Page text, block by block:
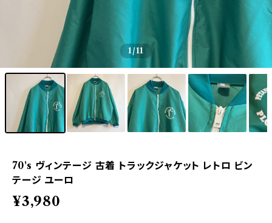
1/11
70's ヴィンテージ 古着 トラックジャケット レトロ ビン
テージ ユーロ
¥3,980